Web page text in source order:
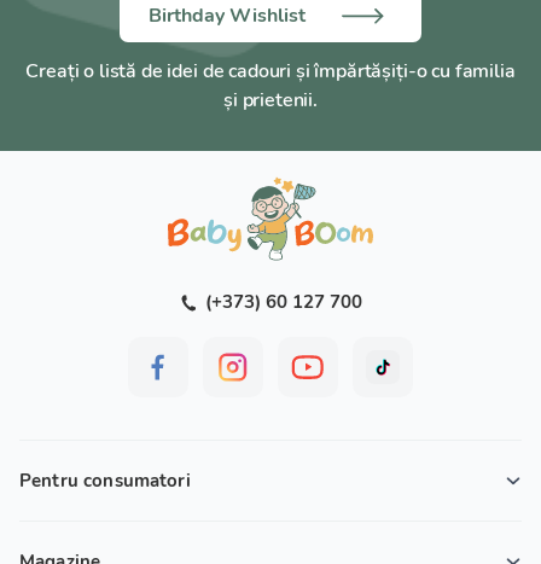
Birthday Wishlist
Creați o listă de idei de cadouri și împărtășiți-o cu familia
și prietenii.
(+373) 60 127 700
Pentru consumatori